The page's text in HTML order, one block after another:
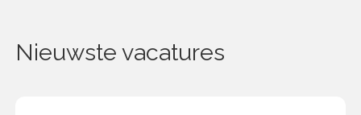
Nieuwste vacatures